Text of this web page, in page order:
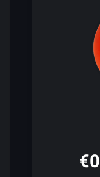
€0